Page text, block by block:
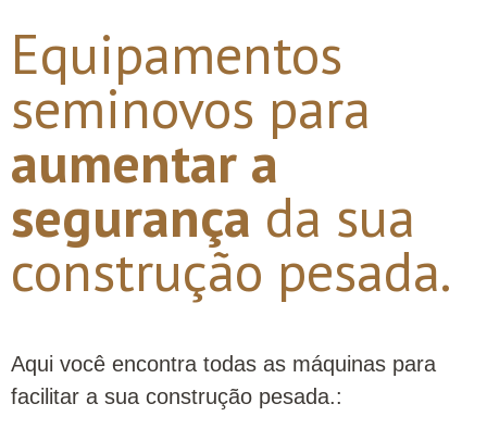
Equipamentos
seminovos para
aumentar a
segurança da sua
construção pesada.
Aqui você encontra todas as máquinas para
facilitar a sua construção pesada.: